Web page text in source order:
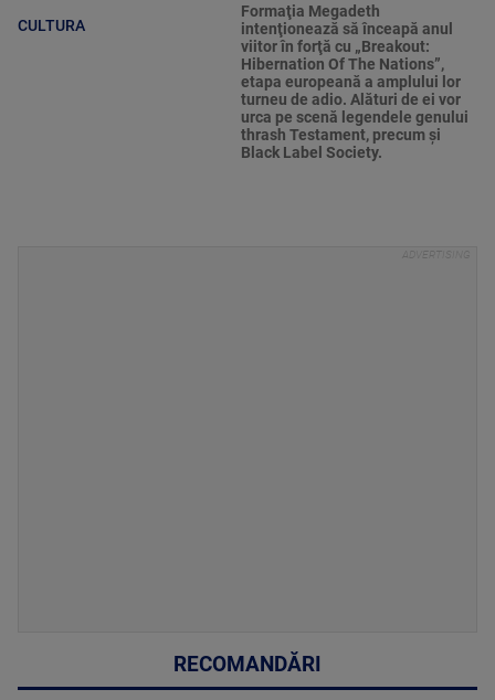
CULTURA
Formaţia Megadeth
intenţionează să înceapă anul
viitor în forţă cu „Breakout:
Hibernation Of The Nations”,
etapa europeană a amplului lor
turneu de adio. Alături de ei vor
urca pe scenă legendele genului
thrash Testament, precum şi
Black Label Society.
RECOMANDĂRI